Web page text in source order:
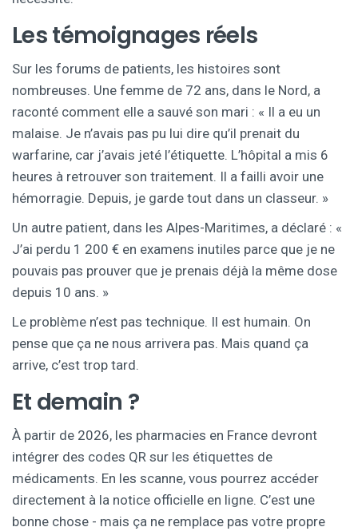
Les témoignages réels
Sur les forums de patients, les histoires sont
nombreuses. Une femme de 72 ans, dans le Nord, a
raconté comment elle a sauvé son mari : « Il a eu un
malaise. Je n’avais pas pu lui dire qu’il prenait du
warfarine, car j’avais jeté l’étiquette. L’hôpital a mis 6
heures à retrouver son traitement. Il a failli avoir une
hémorragie. Depuis, je garde tout dans un classeur. »
Un autre patient, dans les Alpes-Maritimes, a déclaré : «
J’ai perdu 1 200 € en examens inutiles parce que je ne
pouvais pas prouver que je prenais déjà la même dose
depuis 10 ans. »
Le problème n’est pas technique. Il est humain. On
pense que ça ne nous arrivera pas. Mais quand ça
arrive, c’est trop tard.
Et demain ?
À partir de 2026, les pharmacies en France devront
intégrer des codes QR sur les étiquettes de
médicaments. En les scanne, vous pourrez accéder
directement à la notice officielle en ligne. C’est une
bonne chose - mais ça ne remplace pas votre propre